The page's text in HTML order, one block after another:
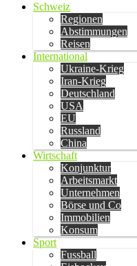
Schweiz
Regionen
Abstimmungen
Reisen
International
Ukraine-Krieg
Iran-Krieg
Deutschland
USA
EU
Russland
China
Wirtschaft
Konjunktur
Arbeitsmarkt
Unternehmen
Börse und Co
Immobilien
Konsum
Sport
Fussball